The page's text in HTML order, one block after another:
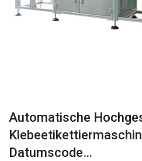
Automatische
Datumscode…